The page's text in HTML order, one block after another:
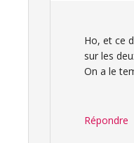
Ho, et ce
sur les
On a le
Répondre